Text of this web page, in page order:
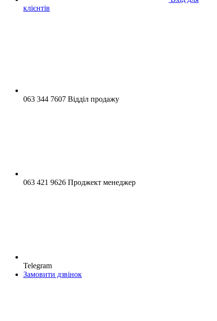
клієнтів
063 344 7607 Відділ продажу
063 421 9626 Проджект менеджер
Telegram
Замовити дзвінок